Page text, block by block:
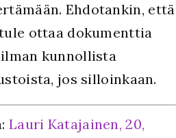
Ehdotankin, että
ottaa dokumenttia
kunnollista
jos silloinkaan.
Lauri Katajainen, 20,